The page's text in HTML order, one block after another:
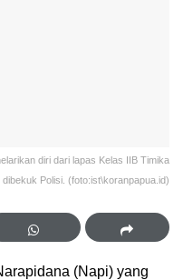
diri dari lapas Kelas IIB Timika
dibekuk Polisi. (foto:ist\koranpapua.id)
(Napi) yang